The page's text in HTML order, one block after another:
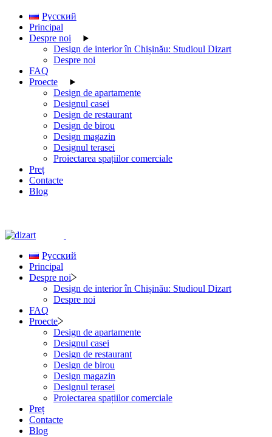
Русский
Principal
Despre noi
Design de interior în Chișinău: Studioul Dizart
Despre noi
FAQ
Proecte
Design de apartamente
Designul casei
Design de restaurant
Design de birou
Design magazin
Designul terasei
Proiectarea spațiilor comerciale
Preț
Contacte
Blog
Русский
Principal
Despre noi
Design de interior în Chișinău: Studioul Dizart
Despre noi
FAQ
Proecte
Design de apartamente
Designul casei
Design de restaurant
Design de birou
Design magazin
Designul terasei
Proiectarea spațiilor comerciale
Preț
Contacte
Blog